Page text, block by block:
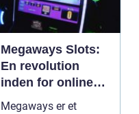
Megaways Slots:
En revolution
inden for online
spilleautomater
Megaways er et